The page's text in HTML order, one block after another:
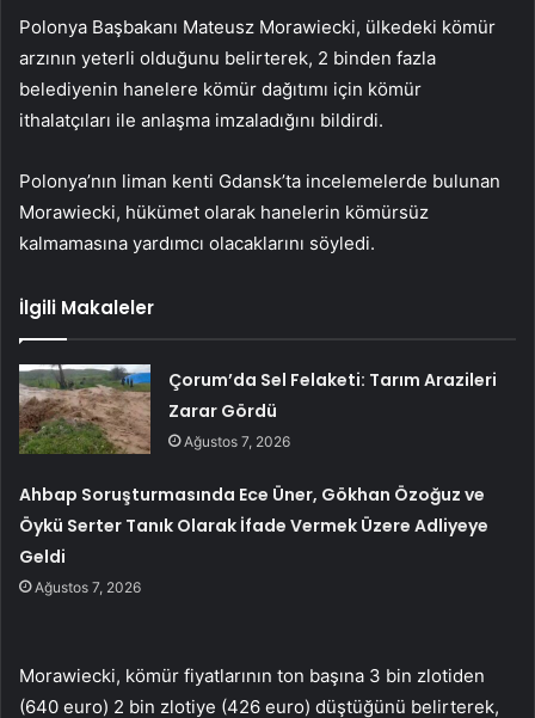
Polonya Başbakanı Mateusz Morawiecki, ülkedeki kömür
arzının yeterli olduğunu belirterek, 2 binden fazla
belediyenin hanelere kömür dağıtımı için kömür
ithalatçıları ile anlaşma imzaladığını bildirdi.
Polonya’nın liman kenti Gdansk’ta incelemelerde bulunan
Morawiecki, hükümet olarak hanelerin kömürsüz
kalmamasına yardımcı olacaklarını söyledi.
İlgili Makaleler
Çorum’da Sel Felaketi: Tarım Arazileri
Zarar Gördü
Ağustos 7, 2026
Ahbap Soruşturmasında Ece Üner, Gökhan Özoğuz ve
Öykü Serter Tanık Olarak İfade Vermek Üzere Adliyeye
Geldi
Ağustos 7, 2026
Morawiecki, kömür fiyatlarının ton başına 3 bin zlotiden
(640 euro) 2 bin zlotiye (426 euro) düştüğünü belirterek,